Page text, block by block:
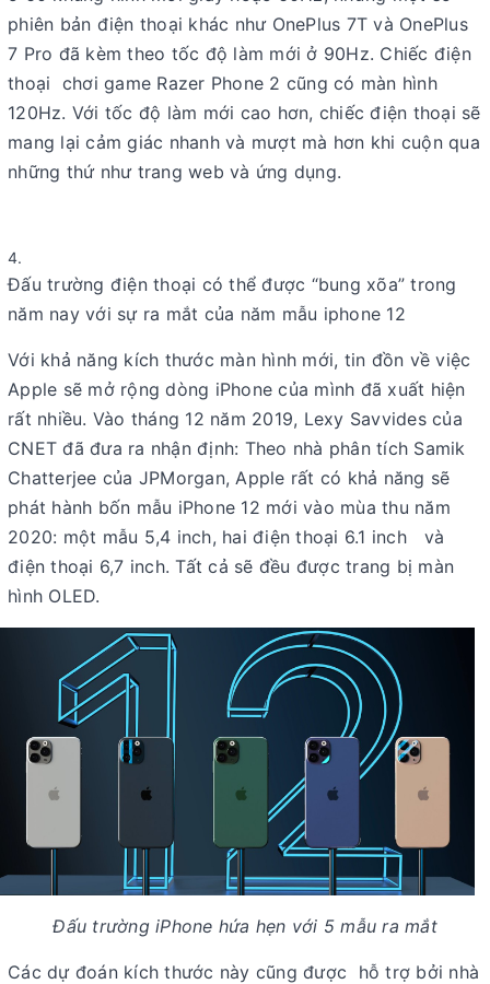
phiên bản điện thoại khác như OnePlus 7T và OnePlus
7 Pro đã kèm theo tốc độ làm mới ở 90Hz. Chiếc điện
thoại chơi game Razer Phone 2 cũng có màn hình
120Hz. Với tốc độ làm mới cao hơn, chiếc điện thoại sẽ
mang lại cảm giác nhanh và mượt mà hơn khi cuộn qua
những thứ như trang web và ứng dụng.
Đấu trường điện thoại có thể được “bung xõa” trong
năm nay với sự ra mắt của năm mẫu iphone 12
Với khả năng kích thước màn hình mới, tin đồn về việc
Apple sẽ mở rộng dòng iPhone của mình đã xuất hiện
rất nhiều. Vào tháng 12 năm 2019, Lexy Savvides của
CNET đã đưa ra nhận định: Theo nhà phân tích Samik
Chatterjee của JPMorgan, Apple rất có khả năng sẽ
phát hành bốn mẫu iPhone 12 mới vào mùa thu năm
2020: một mẫu 5,4 inch, hai điện thoại 6.1 inch và
điện thoại 6,7 inch. Tất cả sẽ đều được trang bị màn
hình OLED.
Đấu trường iPhone hứa hẹn với 5 mẫu ra mắt
Các dự đoán kích thước này cũng được hỗ trợ bởi nhà